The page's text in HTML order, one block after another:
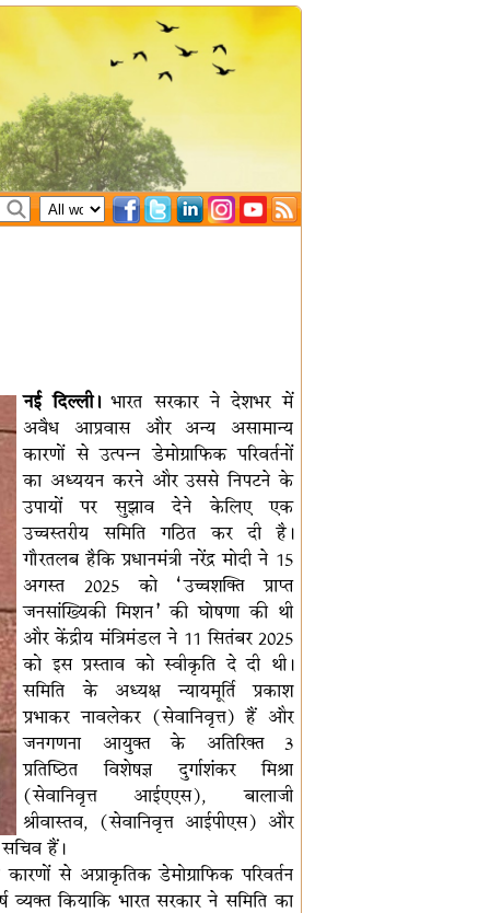
नई दिल्ली।भारत सरकार ने देशभर में
अवैध आप्रवास और अन्य असामान्य
कारणों से उत्पन्न डेमोग्राफिक परिवर्तनों
का अध्ययन करने और उससे निपटने के
उपायों पर सुझाव देने केलिए एक
उच्चस्तरीय समिति गठित कर दी है।
गौरतलब हैकि प्रधानमंत्री नरेंद्र मोदी ने 15
अगस्त 2025 को ‘उच्चशक्ति प्राप्त
जनसांख्यिकी मिशन’ की घोषणा की थी
और केंद्रीय मंत्रिमंडल ने 11 सितंबर 2025
को इस प्रस्ताव को स्वीकृति दे दी थी।
समिति के अध्यक्ष न्यायमूर्ति प्रकाश
प्रभाकर नावलेकर (सेवानिवृत्त) हैं और
जनगणना आयुक्त के अतिरिक्त 3
प्रतिष्ठित विशेषज्ञ दुर्गाशंकर मिश्रा
(सेवानिवृत्त आईएएस), बालाजी
श्रीवास्तव, (सेवानिवृत्त आईपीएस) और
हैं।
से अप्राकृतिक डेमोग्राफिक परिवर्तन
व्यक्त कियाकि भारत सरकार ने समिति का